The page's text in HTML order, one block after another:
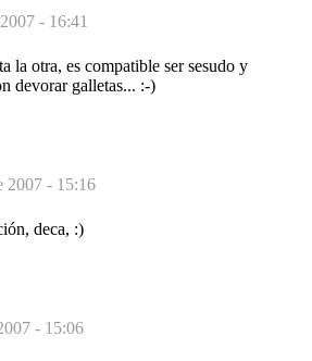
- 16:41
la otra, es compatible ser sesudo y
devorar galletas... :-)
2007 - 15:16
deca, :)
- 15:06